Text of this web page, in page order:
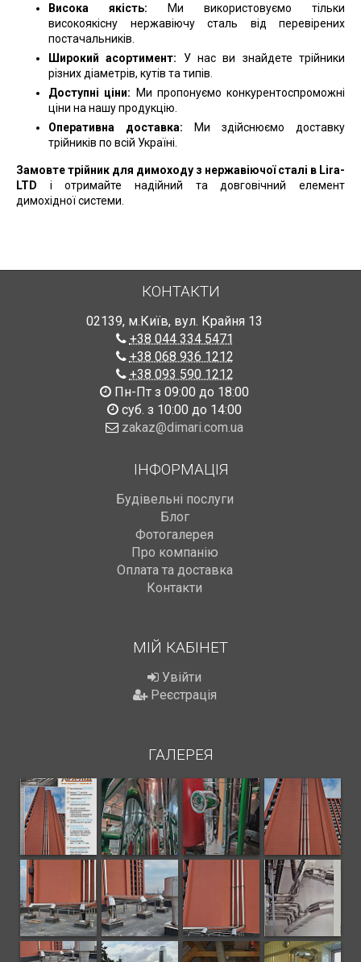
Висока якість: Ми використовуємо тільки
високоякісну нержавіючу сталь від перевірених
постачальників.
Широкий асортимент: У нас ви знайдете трійники
різних діаметрів, кутів та типів.
Доступні ціни: Ми пропонуємо конкурентоспроможні
ціни на нашу продукцію.
Оперативна доставка: Ми здійснюємо доставку
трійників по всій Україні.
Замовте трійник для димоходу з нержавіючої сталі в Lira-
LTD і отримайте надійний та довговічний елемент
димохідної системи.
КОНТАКТИ
02139, м.Київ, вул. Крайня 13
+38 044 334 5471
+38 068 936 1212
+38 093 590 1212
Пн-Пт з 09:00 до 18:00
суб. з 10:00 до 14:00
zakaz@dimari.com.ua
ІНФОРМАЦІЯ
Будівельні послуги
Блог
Фотогалерея
Про компанію
Оплата та доставка
Контакти
МІЙ КАБІНЕТ
Увійти
Реєстрація
ГАЛЕРЕЯ